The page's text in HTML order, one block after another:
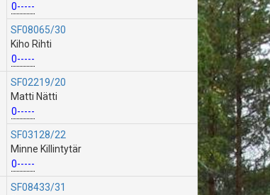
0-----
SF08065/30
Kiho Rihti
0-----
SF02219/20
Matti Nätti
0-----
SF03128/22
Minne Killintytär
0-----
SF08433/31